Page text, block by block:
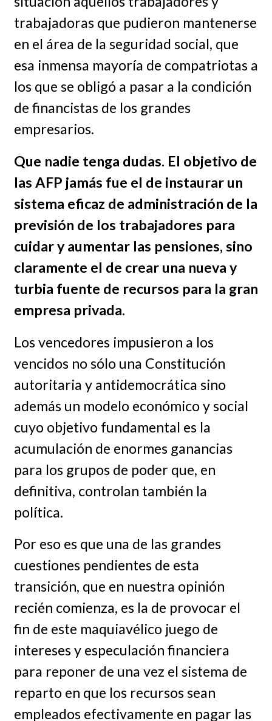
trabajadoras que pudieron mantenerse
en el área de la seguridad social, que
esa inmensa mayoría de compatriotas a
los que se obligó a pasar a la condición
de financistas de los grandes
empresarios.
Que nadie tenga dudas. El objetivo de
las AFP jamás fue el de instaurar un
sistema eficaz de administración de la
previsión de los trabajadores para
cuidar y aumentar las pensiones, sino
claramente el de crear una nueva y
turbia fuente de recursos para la gran
empresa privada.
Los vencedores impusieron a los
vencidos no sólo una Constitución
autoritaria y antidemocrática sino
además un modelo económico y social
cuyo objetivo fundamental es la
acumulación de enormes ganancias
para los grupos de poder que, en
definitiva, controlan también la
política.
Por eso es que una de las grandes
cuestiones pendientes de esta
transición, que en nuestra opinión
recién comienza, es la de provocar el
fin de este maquiavélico juego de
intereses y especulación financiera
para reponer de una vez el sistema de
reparto en que los recursos sean
empleados efectivamente en pagar las